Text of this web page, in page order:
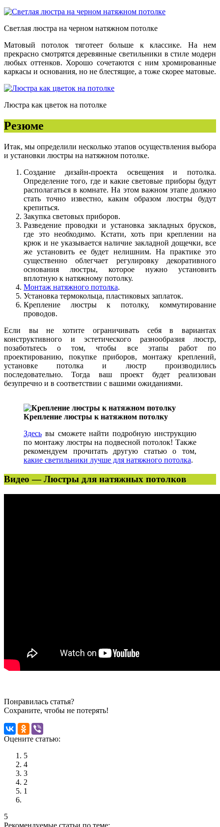
Светлая люстра на черном натяжном потолке
Матовый потолок тяготеет больше к классике. На нем
прекрасно смотрятся деревянные светильники в стиле модерн
любых оттенков. Хорошо сочетаются с ним хромированные
каркасы и основания, но не блестящие, а тоже скорее матовые.
Люстра как цветок на потолке
Резюме
Итак, мы определили несколько этапов осуществления выбора
и установки люстры на натяжном потолке.
Создание дизайн-проекта освещения и потолка.
Определение того, где и какие световые приборы будут
располагаться в комнате. На этом важном этапе должно
стать точно известно, каким образом люстры будут
крепиться.
Закупка световых приборов.
Разведение проводки и установка закладных брусков,
где это необходимо. Кстати, хоть при креплении на
крюк и не указывается наличие закладной дощечки, все
же установить ее будет нелишним. На практике это
существенно облегчает регулировку декоративного
основания люстры, которое нужно установить
вплотную к натяжному потолку.
Монтаж натяжного потолка.
Установка термокольца, пластиковых заплаток.
Крепление люстры к потолку, коммутирование
проводов.
Если вы не хотите ограничивать себя в вариантах
конструктивного и эстетического разнообразия люстр,
позаботьтесь о том, чтобы все этапы работ по
проектированию, покупке приборов, монтажу креплений,
установке потолка и люстр производились
последовательно. Тогда ваш проект будет реализован
безупречно и в соответствии с вашими ожиданиями.
Крепление люстры к натяжном потолку
Здесь вы сможете найти подробную инструкцию
по монтажу люстры на подвесной потолок! Также
рекомендуем прочитать другую статью о том,
какие светильники лучше для натяжного потолка.
Видео — Люстры для натяжных потолков
Понравилась статья?
Сохраните, чтобы не потерять!
Оцените статью:
5
4
3
2
1
5
Рекомендуемые статьи по теме: